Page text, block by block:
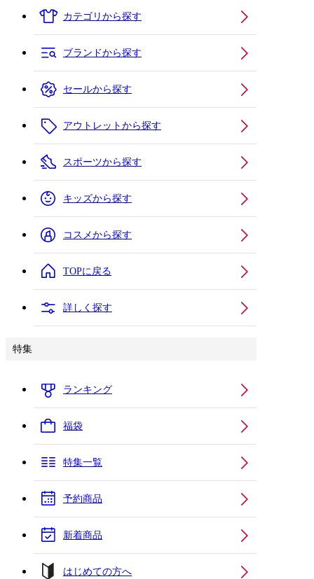
カテゴリから探す
ブランドから探す
セールから探す
アウトレットから探す
スポーツから探す
キッズから探す
コスメから探す
TOPに戻る
詳しく探す
特集
ランキング
福袋
特集一覧
予約商品
新着商品
はじめての方へ